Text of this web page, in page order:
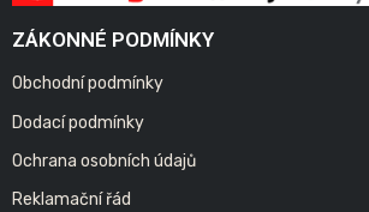
ZÁKONNÉ PODMÍNKY
Obchodní podmínky
Dodací podmínky
Ochrana osobních údajů
Reklamační řád